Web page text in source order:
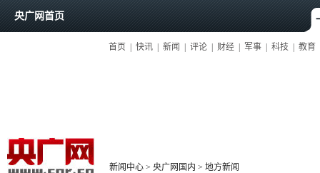
央广网首页
首页 快讯 新闻 评论 财经 军事 科技 教育
新闻中心 > 央广网国内 > 地方新闻